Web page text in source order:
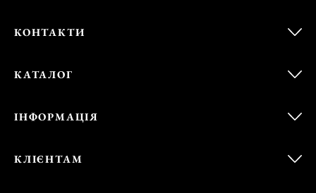
КОНТАКТИ
КАТАЛОГ
ІНФОРМАЦІЯ
КЛІЄНТАМ